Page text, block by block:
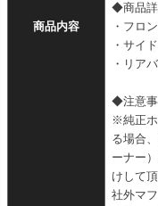
商品内容
◆商品
・フ
・サイ
・リ
◆注意
※純正ホ
る場合
ーナー
けして
社外マ